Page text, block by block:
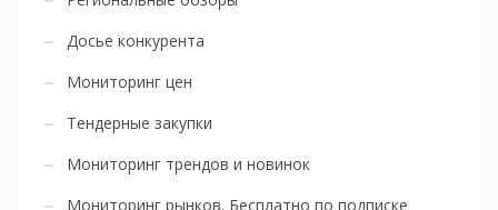
Досье конкурента
Мониторинг цен
Тендерные закупки
Мониторинг трендов и новинок
Мониторинг рынков. Бесплатно по подписке